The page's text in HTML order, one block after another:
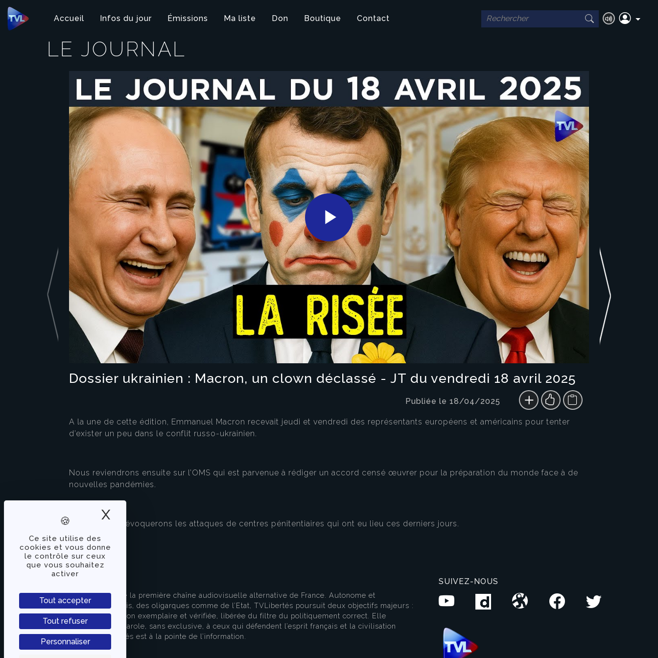
Panneau de gestion des cookies
Ce site utilise des
cookies et vous donne
le contrôle sur ceux
que vous souhaitez
activer
Tout accepter
Tout refuser
Personnaliser
X
Accueil Infos du jour Émissions Ma liste Don Boutique Contact
LE JOURNAL
Play
Video
Dossier ukrainien : Macron, un clown déclassé - JT du vendredi 18 avril 2025
Publiée le 18/04/2025
A la une de cette édition, Emmanuel Macron recevait jeudi et vendredi des représentants européens et américains pour tenter
d’exister un peu dans le conflit russo-ukrainien.
Nous reviendrons ensuite sur l’OMS qui est parvenue à rédiger un accord censé œuvrer pour la préparation du monde face à de
nouvelles pandémies.
Et enfin, nous évoquerons les attaques de centres pénitentiaires qui ont eu lieu ces derniers jours.
TVLibertés représente la première chaîne audiovisuelle alternative de France. Autonome et
indépendante des partis, des oligarques comme de l’Etat, TVLibertés poursuit deux objectifs majeurs :
apporter une information exemplaire et vérifiée, libérée du filtre du politiquement correct. Elle
s’attache à donner la parole, sans exclusive, à ceux qui défendent l’esprit français et la civilisation
européenne. TVLibertés est à la pointe de l’information.
SUIVEZ-NOUS